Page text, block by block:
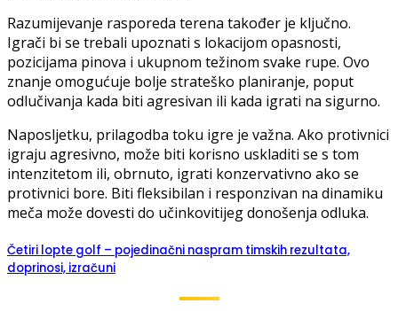
Razumijevanje rasporeda terena također je ključno.
Igrači bi se trebali upoznati s lokacijom opasnosti,
pozicijama pinova i ukupnom težinom svake rupe. Ovo
znanje omogućuje bolje strateško planiranje, poput
odlučivanja kada biti agresivan ili kada igrati na sigurno.
Naposljetku, prilagodba toku igre je važna. Ako protivnici
igraju agresivno, može biti korisno uskladiti se s tom
intenzitetom ili, obrnuto, igrati konzervativno ako se
protivnici bore. Biti fleksibilan i responzivan na dinamiku
meča može dovesti do učinkovitijeg donošenja odluka.
Četiri lopte golf – pojedinačni naspram timskih rezultata,
doprinosi, izračuni